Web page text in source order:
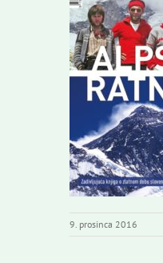
9. prosinca 2016